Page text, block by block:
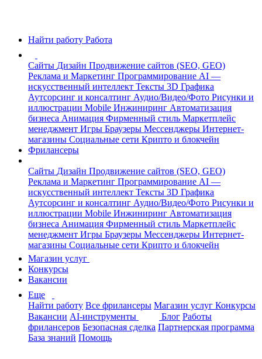
Найти работу Работа
Сайты Дизайн Продвижение сайтов (SEO, GEO)
Реклама и Маркетинг Программирование AI —
искусственный интеллект Тексты 3D Графика
Аутсорсинг и консалтинг Аудио/Видео/Фото Рисунки и
иллюстрации Mobile Инжиниринг Автоматизация
бизнеса Анимация Фирменный стиль Маркетплейс
менеджмент Игры Браузеры Мессенджеры Интернет-
магазины Социальные сети Крипто и блокчейн
Фрилансеры
Сайты Дизайн Продвижение сайтов (SEO, GEO)
Реклама и Маркетинг Программирование AI —
искусственный интеллект Тексты 3D Графика
Аутсорсинг и консалтинг Аудио/Видео/Фото Рисунки и
иллюстрации Mobile Инжиниринг Автоматизация
бизнеса Анимация Фирменный стиль Маркетплейс
менеджмент Игры Браузеры Мессенджеры Интернет-
магазины Социальные сети Крипто и блокчейн
Магазин услуг
Конкурсы
Вакансии
Еще
Найти работу Все фрилансеры Магазин услуг Конкурсы
Вакансии AI-инструменты Блог Работы
фрилансеров Безопасная сделка Партнерская программа
База знаний Помощь